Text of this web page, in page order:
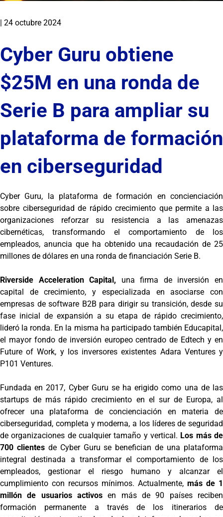
| 24 octubre 2024
Cyber ​​Guru obtiene
$25M en una ronda de
Serie B para ampliar su
plataforma de formación
en ciberseguridad
Cyber Guru, la plataforma de formación en concienciación
sobre ciberseguridad de rápido crecimiento que permite a las
organizaciones reforzar su resistencia a las amenazas
cibernéticas, transformando el comportamiento de los
empleados, anuncia que ha obtenido una recaudación de 25
millones de dólares en una ronda de financiación Serie B.
Riverside Acceleration Capital, una firma de inversión en
capital de crecimiento, y especializada en asociarse con
empresas de software B2B para dirigir su transición, desde su
fase inicial de expansión a su etapa de rápido crecimiento,
lideró la ronda. En la misma ha participado también Educapital,
el mayor fondo de inversión europeo centrado de Edtech y en
Future of Work, y los inversores existentes Adara Ventures y
P101 Ventures.
Fundada en 2017, Cyber ​​Guru se ha erigido como una de las
startups de más rápido crecimiento en el sur de Europa, al
ofrecer una plataforma de concienciación en materia de
ciberseguridad, completa y moderna, a los líderes de seguridad
de organizaciones de cualquier tamaño y vertical. Los más de
700 clientesde Cyber ​​Guru se benefician de una plataforma
integral destinada a transformar el comportamiento de los
empleados, gestionar el riesgo humano y alcanzar el
cumplimiento con recursos mínimos. Actualmente, más de 1
millón de usuarios activos en más de 90 países reciben
formación permanente a través de los itinerarios de